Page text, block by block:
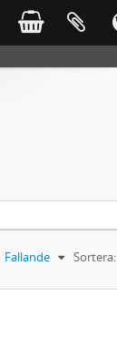
Sortera:
Fallande